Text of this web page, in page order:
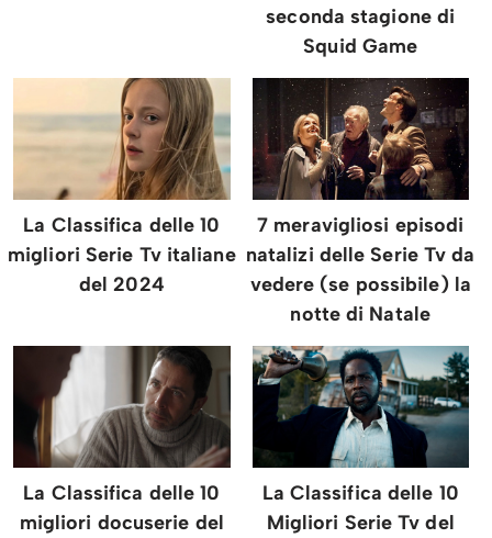
seconda stagione di
Squid Game
La Classifica delle 10
migliori Serie Tv italiane
del 2024
7 meravigliosi episodi
natalizi delle Serie Tv da
vedere (se possibile) la
notte di Natale
La Classifica delle 10
migliori docuserie del
La Classifica delle 10
Migliori Serie Tv del